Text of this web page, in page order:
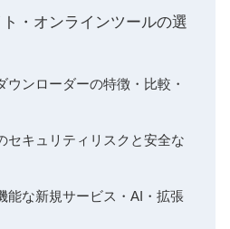
・オンラインツールの選
ウンローダーの特徴・比較・
セキュリティリスクと安全な
能な新規サービス・AI・拡張